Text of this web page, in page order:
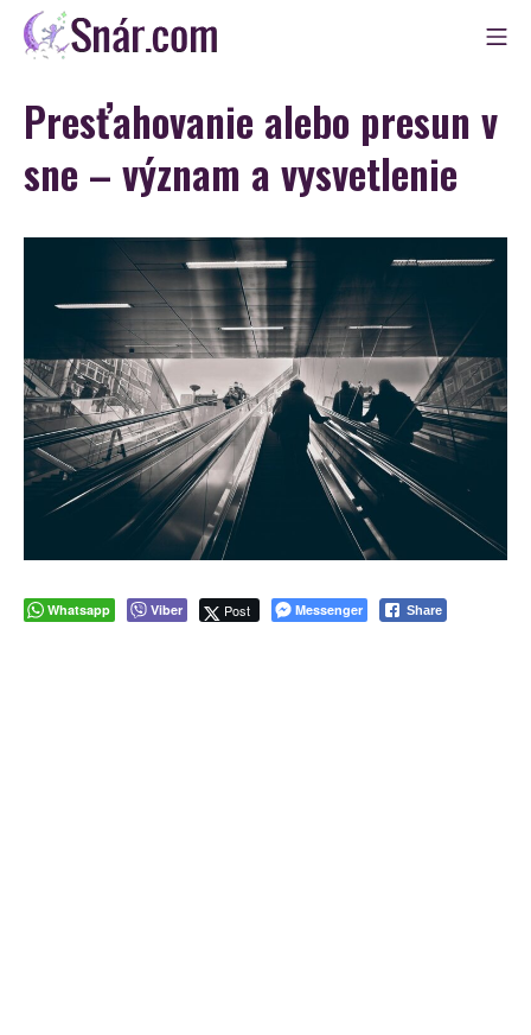
Skip
Snár
Presťahovanie alebo presun v
sne – význam a vysvetlenie
Whatsapp Viber Post Messenger Share